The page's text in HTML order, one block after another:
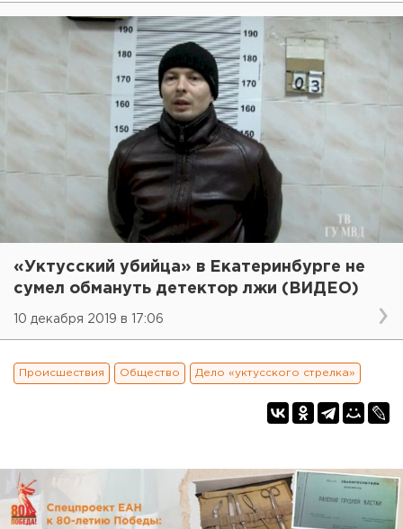
«Уктусский убийца» в Екатеринбурге не
сумел обмануть детектор лжи (ВИДЕО)
10 декабря 2019 в 17:06
Происшествия Общество Дело «уктусского стрелка»